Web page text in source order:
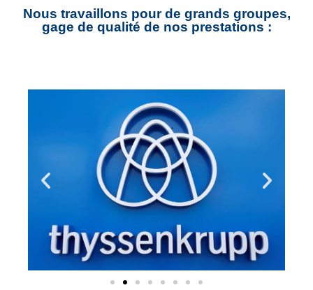
Nous travaillons pour de grands groupes,
gage de qualité de nos prestations :